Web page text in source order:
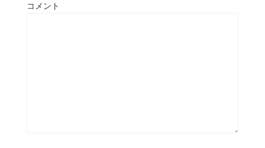
コメント